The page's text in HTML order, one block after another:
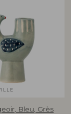
Bleu, Grès